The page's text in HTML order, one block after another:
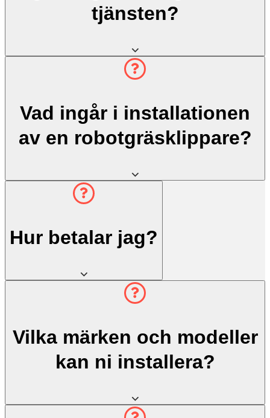
tjänsten?
Vad ingår i installationen
av en robotgräsklippare?
Hur betalar jag?
Vilka märken och modeller
kan ni installera?